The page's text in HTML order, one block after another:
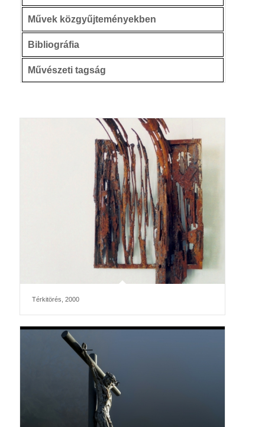
Művek közgyűjteményekben
Bibliográfia
Művészeti tagság
Térkitörés, 2000